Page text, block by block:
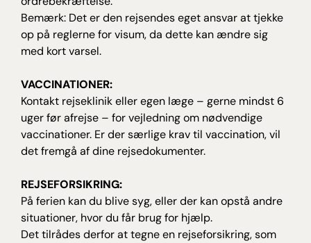
Bemærk: Det er den rejsendes eget ansvar at tjekke
op på reglerne for visum, da dette kan ændre sig
med kort varsel.
VACCINATIONER:
Kontakt rejseklinik eller egen læge – gerne mindst 6
uger før afrejse – for vejledning om nødvendige
vaccinationer. Er der særlige krav til vaccination, vil
det fremgå af dine rejsedokumenter.
REJSEFORSIKRING:
På ferien kan du blive syg, eller der kan opstå andre
situationer, hvor du får brug for hjælp.
Det tilrådes derfor at tegne en rejseforsikring, som